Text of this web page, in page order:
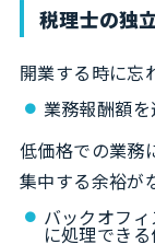
税理士の独
開業する時に忘
業務報酬額
低価格での業務
集中する余裕が
バックオフ
に処理でき